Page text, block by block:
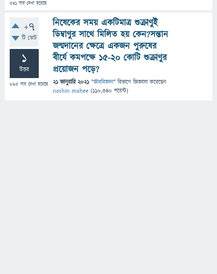
541 বার দেখা হয়েছে
+7
টি ভোট
1
উত্তর
895 বার দেখা হয়েছে
নিষেকের সময় একটিমাত্র শুক্রাণুই
ডিম্বাণুর সাথে মিলিত হয় কেন?সন্তান
জন্মদানের ক্ষেত্রে একজন পুরুষের
বীর্যে কমপক্ষে ১৫-২০ কোটি শুক্রাণুর
প্রয়োজন পড়ে?
21 জানুয়ারি 2021 "জীববিজ্ঞান" বিভাগে জিজ্ঞাসাকরেছেন
noshin mahee (110,340 পয়েন্ট)